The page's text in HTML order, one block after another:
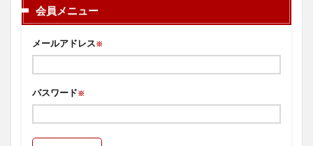
会員メニュー
メールアドレス※
パスワード※